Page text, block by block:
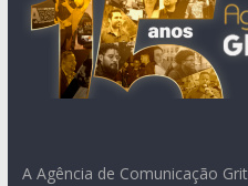
A Agência de Comunicação